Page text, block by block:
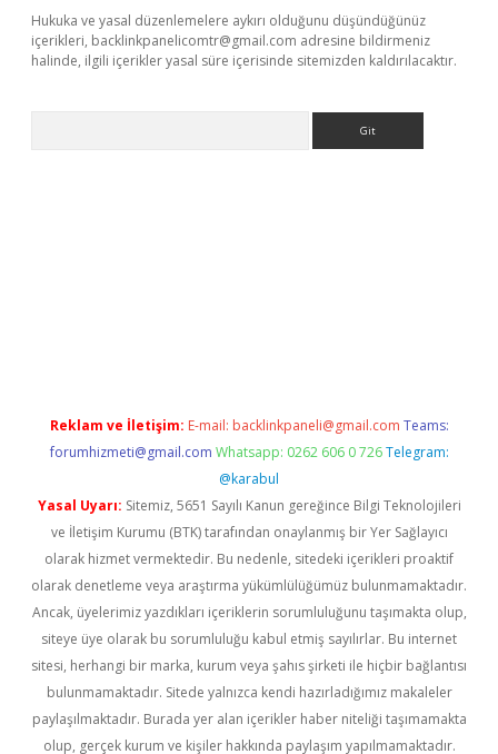
Hukuka ve yasal düzenlemelere aykırı olduğunu düşündüğünüz
içerikleri, backlinkpanelicomtr@gmail.com adresine bildirmeniz
halinde, ilgili içerikler yasal süre içerisinde sitemizden kaldırılacaktır.
Reklam ve İletişim: E-mail: backlinkpaneli@gmail.com Teams:
forumhizmeti@gmail.com Whatsapp: 0262 606 0 726 Telegram:
@karabul
Yasal Uyarı: Sitemiz, 5651 Sayılı Kanun gereğince Bilgi Teknolojileri
ve İletişim Kurumu (BTK) tarafından onaylanmış bir Yer Sağlayıcı
olarak hizmet vermektedir. Bu nedenle, sitedeki içerikleri proaktif
olarak denetleme veya araştırma yükümlülüğümüz bulunmamaktadır.
Ancak, üyelerimiz yazdıkları içeriklerin sorumluluğunu taşımakta olup,
siteye üye olarak bu sorumluluğu kabul etmiş sayılırlar. Bu internet
sitesi, herhangi bir marka, kurum veya şahıs şirketi ile hiçbir bağlantısı
bulunmamaktadır. Sitede yalnızca kendi hazırladığımız makaleler
paylaşılmaktadır. Burada yer alan içerikler haber niteliği taşımamakta
olup, gerçek kurum ve kişiler hakkında paylaşım yapılmamaktadır.